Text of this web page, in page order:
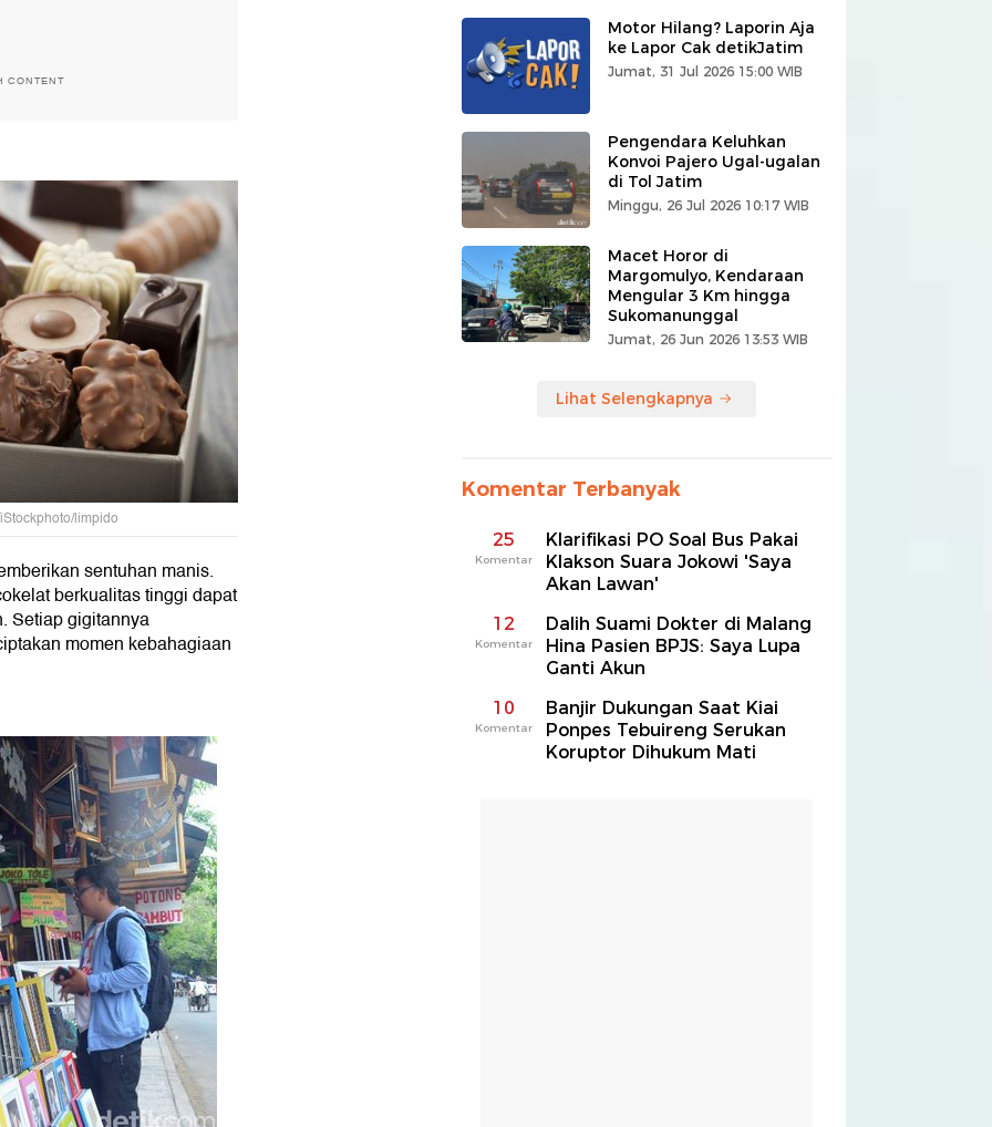
CONTENT
limpido
sentuhan manis.
berkualitas tinggi dapat
Setiap gigitannya
momen kebahagiaan
Motor Hilang? Laporin Aja
ke Lapor Cak detikJatim
Jumat, 31 Jul 2026 15:00 WIB
Pengendara Keluhkan
Konvoi Pajero Ugal-ugalan
di Tol Jatim
Minggu, 26 Jul 2026 10:17 WIB
Macet Horor di
Margomulyo, Kendaraan
Mengular 3 Km hingga
Sukomanunggal
Jumat, 26 Jun 2026 13:53 WIB
Lihat Selengkapnya
Komentar Terbanyak
25
Komentar
Klarifikasi PO Soal Bus Pakai
Klakson Suara Jokowi 'Saya
Akan Lawan'
12
Komentar
Dalih Suami Dokter di Malang
Hina Pasien BPJS: Saya Lupa
Ganti Akun
10
Komentar
Banjir Dukungan Saat Kiai
Ponpes Tebuireng Serukan
Koruptor Dihukum Mati